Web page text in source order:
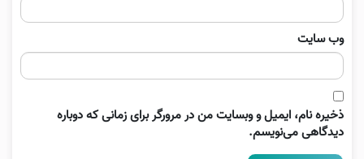
وب‌ سایت
ذخیره نام، ایمیل و وبسایت من در مرورگر برای زمانی که دوباره
دیدگاهی می‌نویسم.